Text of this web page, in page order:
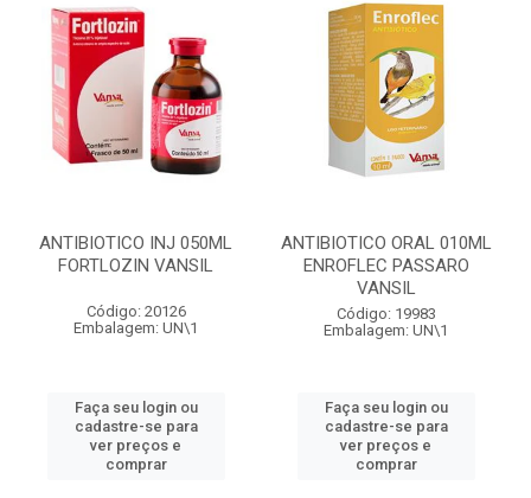
ANTIBIOTICO INJ 050ML
FORTLOZIN VANSIL
Código: 20126
Embalagem: UN\1
Faça seu login ou
cadastre-se para
ver preços e
comprar
ANTIBIOTICO ORAL 010ML
ENROFLEC PASSARO
VANSIL
Código: 19983
Embalagem: UN\1
Faça seu login ou
cadastre-se para
ver preços e
comprar